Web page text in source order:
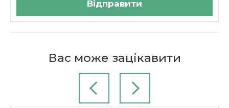
Відправити
Вас може зацікавити